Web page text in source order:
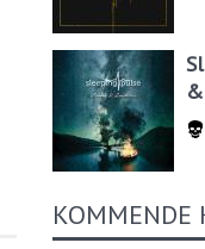
KOMMENDE